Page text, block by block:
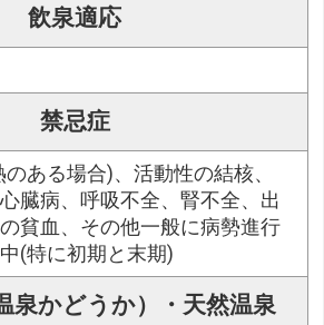
飲泉適応
禁忌症
ある場合)、活動性の結核、
臓病、呼吸不全、腎不全、出
貧血、その他一般に病勢進行
(特に初期と末期)
泉かどうか）・天然温泉